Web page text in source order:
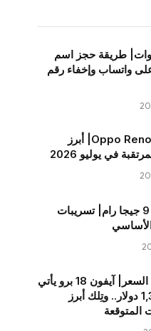
خطوات| طريقة حجز اسم
واتساب وإخفاء رقم
أبرزها Oppo Reno 16| أبرز
في يوليو 2026
من 8 إلى 9 جيجا رام| تسريبات
ارتفاع في السعر| آيفون 18 برو يأتي
بسعر 1,399 دولار.. وتِلك أبرز
المتوقعة